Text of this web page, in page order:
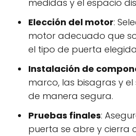
medidas y el espacio
Elección del motor:
motor adecuado que
el tipo de puerta
Instalación de
marco, las bisagras y
de manera segura.
Pruebas finales:
puerta se abre y cierra